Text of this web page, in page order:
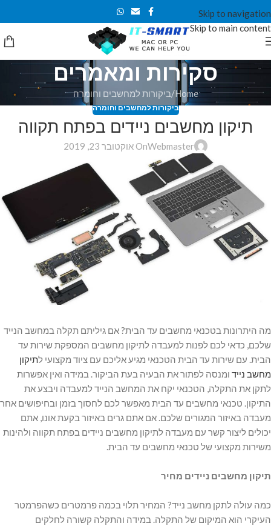
Skip to navigation
Skip to main content
סקירות ומאמרים
Home ביקורות למחשבים וחומרה
ביקורות למחשבים וחומרה
תיקון מחשבים ניידים בפתח תקווה
WebmasterOn אוקטובר 23, 2019
מה היתרונות בטכנאי מחשבים עד הבית? אם גיליתם תקלה במחשב הנייד
שלכם, כדאי לכם לפנות למעבדה לתיקון מחשבים המספקת שירות עד
הבית. עם שירות עד הבית הטכנאי מגיע אליכם עם ציוד מקצועי לתיקון
מחשב נייד ומנסה לפתור את הבעיה בעת הביקור. במידה ואין אפשרות
לתקן את התקלה, הטכנאי יקח את המחשב הנייד למעבדה ויבצע את
התיקון. טכנאי מחשבים עד הבית מאפשר לכם לחסוך בזמן ובחיפושים אחר
מעבדה באיזור המגורים שלכם. אם אתם גרים באיזור בקעת אונו, אתם
יכולים ליצור קשר עם מעבדה לתיקון מחשבים ניידים בפתח תקווה ולהינות
משירות מקצועי של טכנאי מחשבים עד הבית.
תיקון מחשבים ניידים מחיר
כמה עולה לתקן מחשב נייד? המחיר תלוי בכמה פרמטרים כשהפרמטר
העיקרי הוא המיקום של התקלה. במידה והתקלה קשורה לחלקים